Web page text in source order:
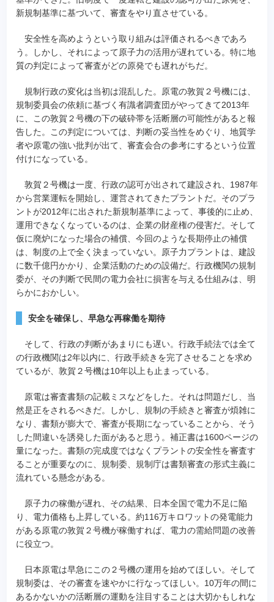
新規制基準に基づいて、審査をやり直させている。
安全性を高めようという取り組みは評価されるべきであろ
う。しかし、それによって原子力の活用が遅れている。特に地
質の判定によって審査がどの原発でも遅れがちだ。
規制行政の変化は当初は混乱した。原電の敦賀２号機には、
規制委員会の依頼に基づく有識者調査団がやってきて2013年
に、この敦賀２号機の下の破砕帯を活断層の可能性があると報
告した。この判定については、判断の妥当性をめぐり、地質学
者や原電の強い批判が出て、審査会合の参考にするという位置
付けになっている。
敦賀２号機は一度、行政の認可が出されて建設され、1987年
から営業運転を開始し、運営されてきたプラントだ。そのプラ
ントが2012年に出された新規制基準によって、事後的に止め、
運用できなくなっているのは、企業の財産権の侵害だ。そして
仮に廃炉になった場合の補償、今回のような長期停止の補償
は、制度の上で全く決まっていない。原子力プラントは、建設
に数千億円かかり、企業活動のための設備だ。行政機関の規制
委が、その判断で民間の電力会社に損害を与える仕組みは、明
らかにおかしい。
安全を確保し、早急な再稼働を期待
そして、行政の判断があまりにも遅い。行政手続法では全て
の行政機関は2年以内に、行政手続きを完了させることを求め
ているが、敦賀２号機は10年以上も止まっている。
原電は審査書類の記載ミスなどをした。それは問題だし、当
然是正をされるべきだ。しかし、規制の手続きと審査が煩雑に
なり、書類が膨大で、審査が長期になっていることから、そう
した間違いを誘発した面があると思う。補正書は1600ページの
量になった。書類の完成度ではなくプラントの安全性を審査す
ることが重要なのに、規制委、規制庁は書類審査の形式主義に
流れている懸念がある。
原子力の稼働が遅れ、その結果、日本全国で電力不足に陥
り、電力価格も上昇している。約116万キロワットの発電能力
がある原電の敦賀２号機が稼働すれば、電力の需給問題の改善
に役立つ。
日本原電は早急にこの２号機の運用を始めてほしい。そして
規制委は、その審査を速やかに行なってほしい。10万年の間に
あるかないかの活断層の運動を注目することは大切かもしれな